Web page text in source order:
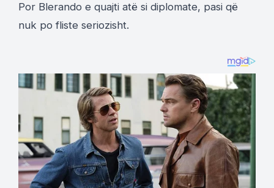
Por Blerando e quajti atë si diplomate, pasi që
nuk po fliste seriozisht.